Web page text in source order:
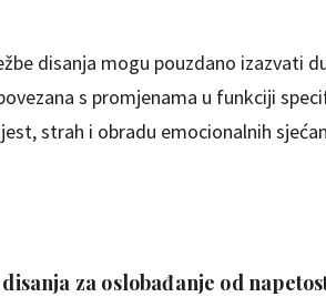
disanja mogu pouzdano izazvati
s promjenama u funkciji
strah i obradu emocionalnih
za oslobađanje od